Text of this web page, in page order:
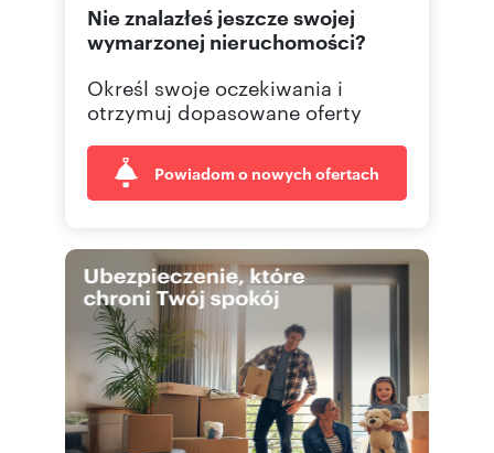
Nie znalazłeś jeszcze swojej
wymarzonej nieruchomości?
Określ swoje oczekiwania i
otrzymuj dopasowane oferty
Powiadom o nowych ofertach